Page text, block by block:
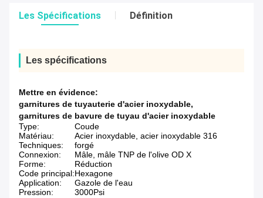
Les Spécifications Définition
Les spécifications
Mettre en évidence:
garnitures de tuyauterie d'acier inoxydable,
garnitures de bavure de tuyau d'acier inoxydable
Type:
Coude
Matériau:
Acier inoxydable, acier inoxydable 316
Techniques:
forgé
Connexion:
Mâle, mâle TNP de l'olive OD X
Forme:
Réduction
Code principal:Hexagone
Application:
Gazole de l'eau
Pression:
3000Psi